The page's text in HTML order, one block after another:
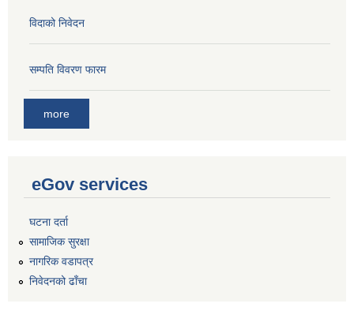
विदाको निवेदन
सम्पति विवरण फारम
more
eGov services
घटना दर्ता
सामाजिक सुरक्षा
नागरिक वडापत्र
निवेदनको ढाँचा